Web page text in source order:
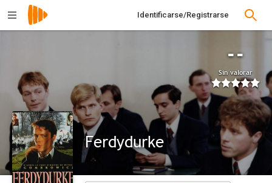
Identificarse/Registrarse
--
Sin valorar
Ferdydurke